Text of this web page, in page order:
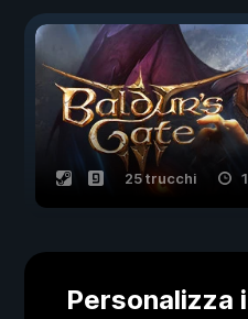
25 trucchi
Personalizza